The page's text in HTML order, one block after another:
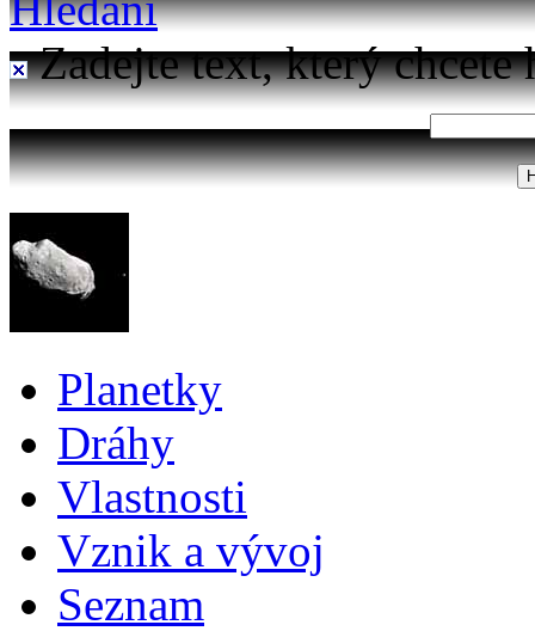
Zadejte text, který chcete
Planetky
Dráhy
Vlastnosti
Vznik a vývoj
Seznam